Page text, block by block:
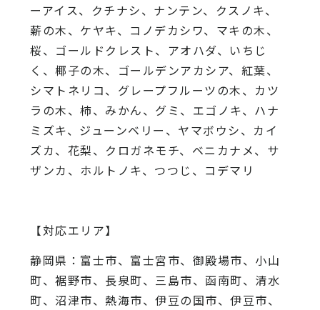
ーアイス、 クチナシ、ナンテン、クスノキ、
薪の木、ケヤキ、コノデカシワ、マキの木、
桜、 ゴールドクレスト、アオハダ、いちじ
く、椰子の木、 ゴールデンアカシア、紅葉、
シマトネリコ、 グレープフルーツの木、カツ
ラの木、柿、みかん、グミ、 エゴノキ、ハナ
ミズキ、ジューンベリー、ヤマボウシ、カイ
ズカ、 花梨、クロガネモチ、ベニカナメ、サ
ザンカ、ホルトノキ、 つつじ、コデマリ
【対応エリア】
静岡県：富士市、富士宮市、御殿場市、小山
町、裾野市、長泉町、三島市、函南町、清水
町、沼津市、熱海市、伊豆の国市、伊豆市、